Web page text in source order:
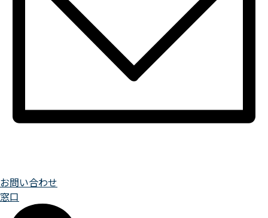
お問い合わせ
窓口